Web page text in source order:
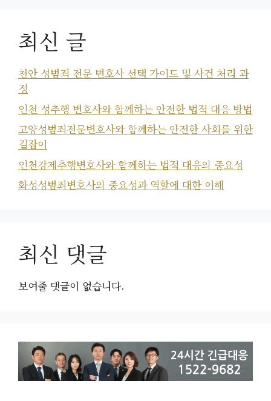
최신 글
천안 성범죄 전문 변호사 선택 가이드 및 사건 처리 과
정
인천 성추행 변호사와 함께하는 안전한 법적 대응 방법
고양성범죄전문변호사와 함께하는 안전한 사회를 위한
길잡이
인천강제추행변호사와 함께하는 법적 대응의 중요성
화성성범죄변호사의 중요성과 역할에 대한 이해
최신 댓글
보여줄 댓글이 없습니다.